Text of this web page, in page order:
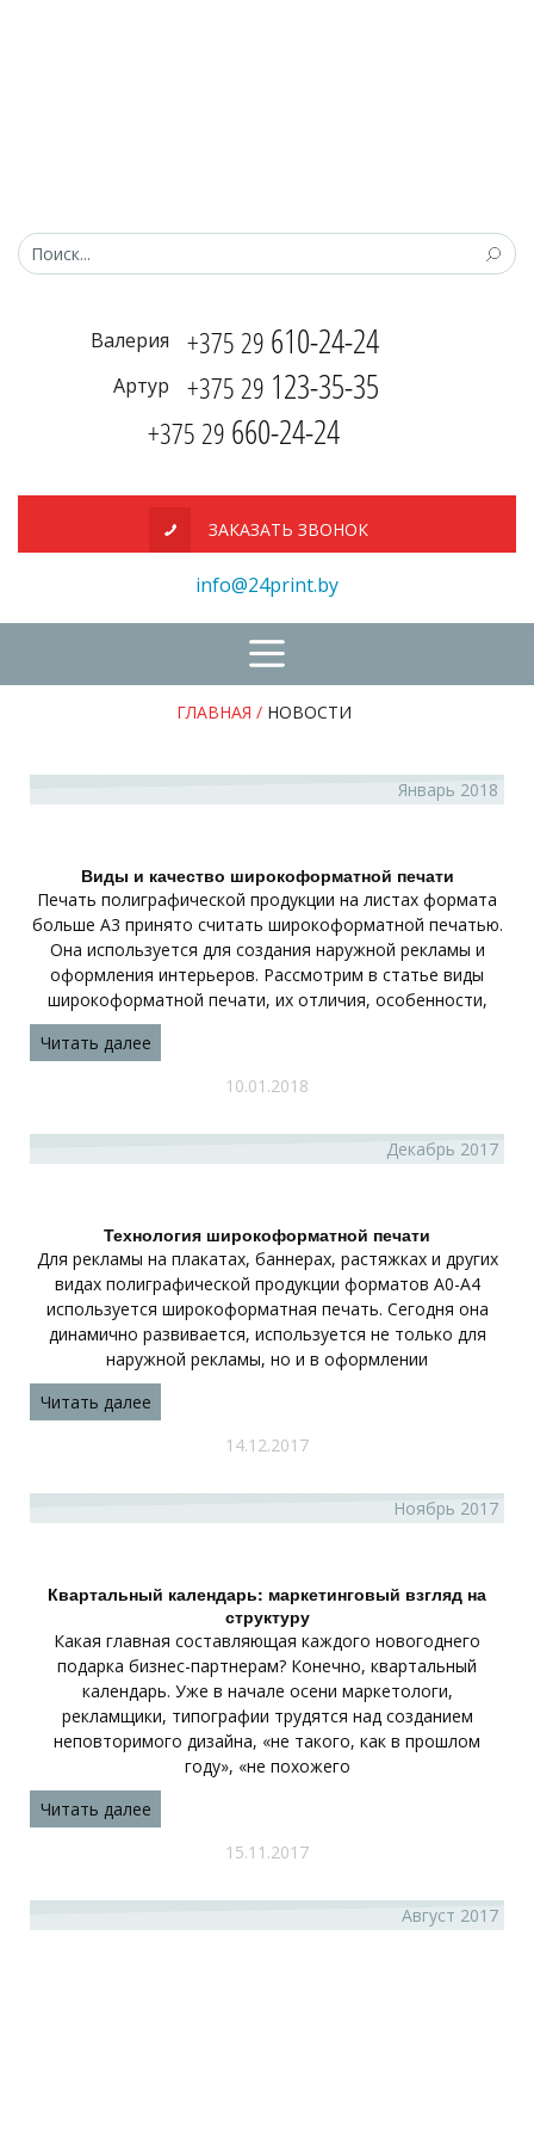
Валерия +375 29 610-24-24
Артур +375 29 123-35-35
+375 29 660-24-24
ЗАКАЗАТЬ ЗВОНОК
info@24print.by
ГЛАВНАЯ / НОВОСТИ
Январь 2018
Виды и качество широкоформатной печати
Печать полиграфической продукции на листах формата
больше А3 принято считать широкоформатной печатью.
Она используется для создания наружной рекламы и
оформления интерьеров. Рассмотрим в статье виды
широкоформатной печати, их отличия, особенности,
Читать далее
10.01.2018
Декабрь 2017
Технология широкоформатной печати
Для рекламы на плакатах, баннерах, растяжках и других
видах полиграфической продукции форматов А0-А4
используется широкоформатная печать. Сегодня она
динамично развивается, используется не только для
наружной рекламы, но и в оформлении
Читать далее
14.12.2017
Ноябрь 2017
Квартальный календарь: маркетинговый взгляд на
структуру
Какая главная составляющая каждого новогоднего
подарка бизнес-партнерам? Конечно, квартальный
календарь. Уже в начале осени маркетологи,
рекламщики, типографии трудятся над созданием
неповторимого дизайна, «не такого, как в прошлом
году», «не похожего
Читать далее
15.11.2017
Август 2017